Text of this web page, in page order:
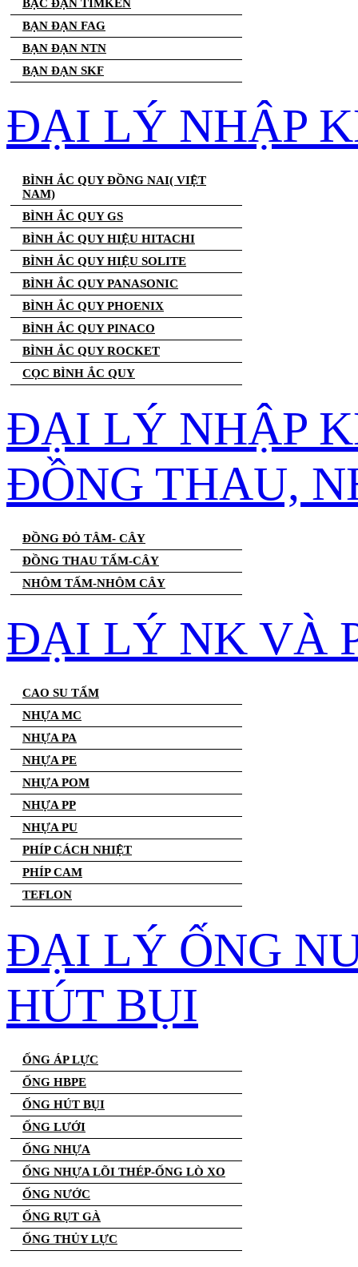
BẠC ĐẠN TIMKEN
BẠN ĐẠN FAG
BẠN ĐẠN NTN
BẠN ĐẠN SKF
ĐẠI LÝ NHẬP
BÌNH ẮC QUY ĐỒNG NAI( VIỆT
NAM)
BÌNH ẮC QUY GS
BÌNH ẮC QUY HIỆU HITACHI
BÌNH ẮC QUY HIỆU SOLITE
BÌNH ẮC QUY PANASONIC
BÌNH ẮC QUY PHOENIX
BÌNH ẮC QUY PINACO
BÌNH ẮC QUY ROCKET
CỌC BÌNH ẮC QUY
ĐẠI LÝ NHẬP
ĐỒNG THAU,
ĐỒNG ĐỎ TÂM- CÂY
ĐỒNG THAU TẤM-CÂY
NHÔM TẤM-NHÔM CÂY
ĐẠI LÝ NK VÀ
CAO SU TẤM
NHỰA MC
NHỰA PA
NHỰA PE
NHỰA POM
NHỰA PP
NHỰA PU
PHÍP CÁCH NHIỆT
PHÍP CAM
TEFLON
ĐẠI LÝ ỐNG
HÚT BỤI
ỐNG ÁP LỰC
ỐNG HBPE
ỐNG HÚT BỤI
ỐNG LƯỚI
ỐNG NHỰA
ỐNG NHỰA LÕI THÉP-ỐNG LÒ XO
ỐNG NƯỚC
ỐNG RỤT GÀ
ỐNG THỦY LỰC